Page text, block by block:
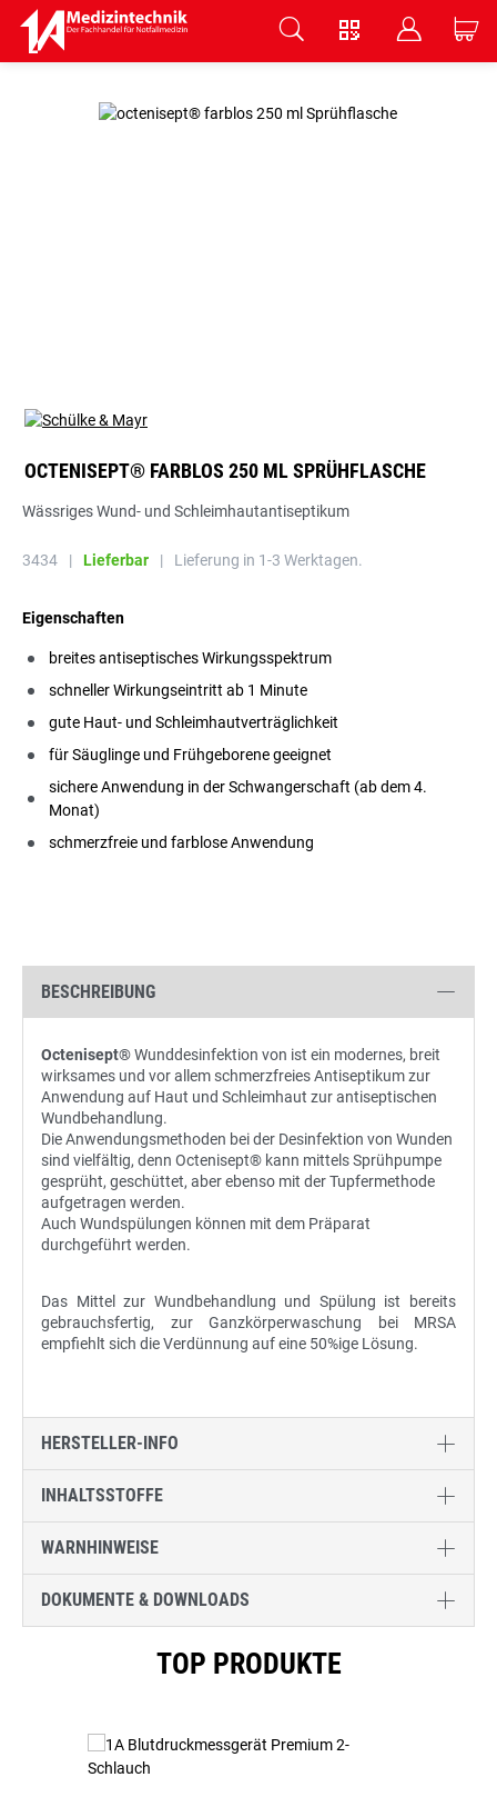
V B C
OCTENISEPT® FARBLOS 250 ML SPRÜHFLASCHE
Wässriges Wund- und Schleimhautantiseptikum
3434 | Lieferbar | Lieferung in 1-3 Werktagen.
Eigenschaften
breites antiseptisches Wirkungsspektrum
schneller Wirkungseintritt ab 1 Minute
gute Haut- und Schleimhautverträglichkeit
für Säuglinge und Frühgeborene geeignet
sichere Anwendung in der Schwangerschaft (ab dem 4.
Monat)
schmerzfreie und farblose Anwendung
BESCHREIBUNG
Octenisept®Wunddesinfektion von ist ein modernes, breit
wirksames und vor allem schmerzfreies Antiseptikum zur
Anwendung auf Haut und Schleimhaut zur antiseptischen
Wundbehandlung.
Die Anwendungsmethoden bei der Desinfektion von Wunden
sind vielfältig, denn Octenisept® kann mittels Sprühpumpe
gesprüht, geschüttet, aber ebenso mit der Tupfermethode
aufgetragen werden.
Auch Wundspülungen können mit dem Präparat
durchgeführt werden.
Das Mittel zur Wundbehandlung und Spülung ist bereits
gebrauchsfertig, zur Ganzkörperwaschung bei MRSA
empfiehlt sich die Verdünnung auf eine 50%ige Lösung.
HERSTELLER-INFO
INHALTSSTOFFE
WARNHINWEISE
DOKUMENTE & DOWNLOADS
TOP PRODUKTE